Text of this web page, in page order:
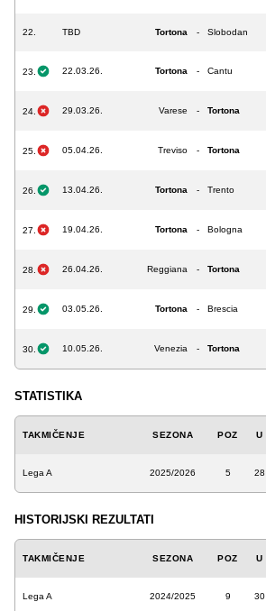
22. TBD Tortona - Slobodan
23. 22.03.26. Tortona - Cantu
24. 29.03.26. Varese - Tortona
25. 05.04.26. Treviso - Tortona
26. 13.04.26. Tortona - Trento
27. 19.04.26. Tortona - Bologna
28. 26.04.26. Reggiana - Tortona
29. 03.05.26. Tortona - Brescia
30. 10.05.26. Venezia - Tortona
STATISTIKA
TAKMIČENJE SEZONA POZ U
Lega A 2025/2026 5 28
HISTORIJSKI REZULTATI
TAKMIČENJE SEZONA POZ U
Lega A 2024/2025 9 30